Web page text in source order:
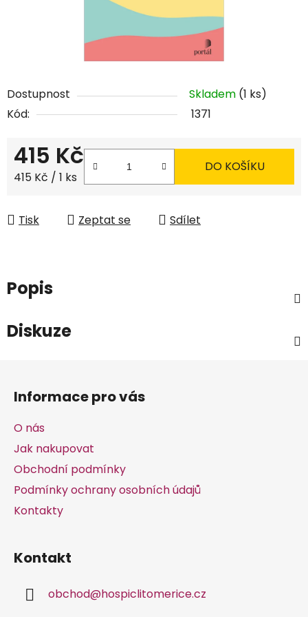
Dostupnost Skladem (1 ks)
Kód:
1371
415 Kč
Měrná cena:
415 Kč / 1 ks
DO KOŠÍKU
Tisk Zeptat se Sdílet
Popis
Diskuze
Informace pro vás
O nás
Jak nakupovat
Obchodní podmínky
Podmínky ochrany osobních údajů
Kontakty
Kontakt
obchod@hospiclitomerice.cz